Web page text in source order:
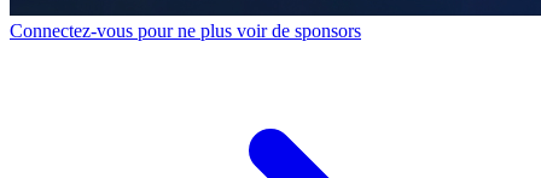
Connectez-vous pour ne plus voir de sponsors